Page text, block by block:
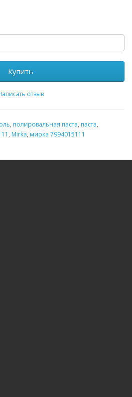
Купить
отзыв
, полировальная паста, паста,
, Mirka, мирка 7994015111